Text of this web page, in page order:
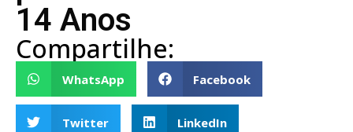
14 Anos
Compartilhe:
WhatsApp Facebook
Twitter LinkedIn